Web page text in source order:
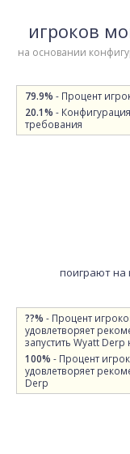
игроков
на основании
79.9% - Процент
20.1% -
требования
поиграют на
??% - Процент
удовлетворяет
запустить Wyatt
100% - Процент
удовлетворяет
Derp